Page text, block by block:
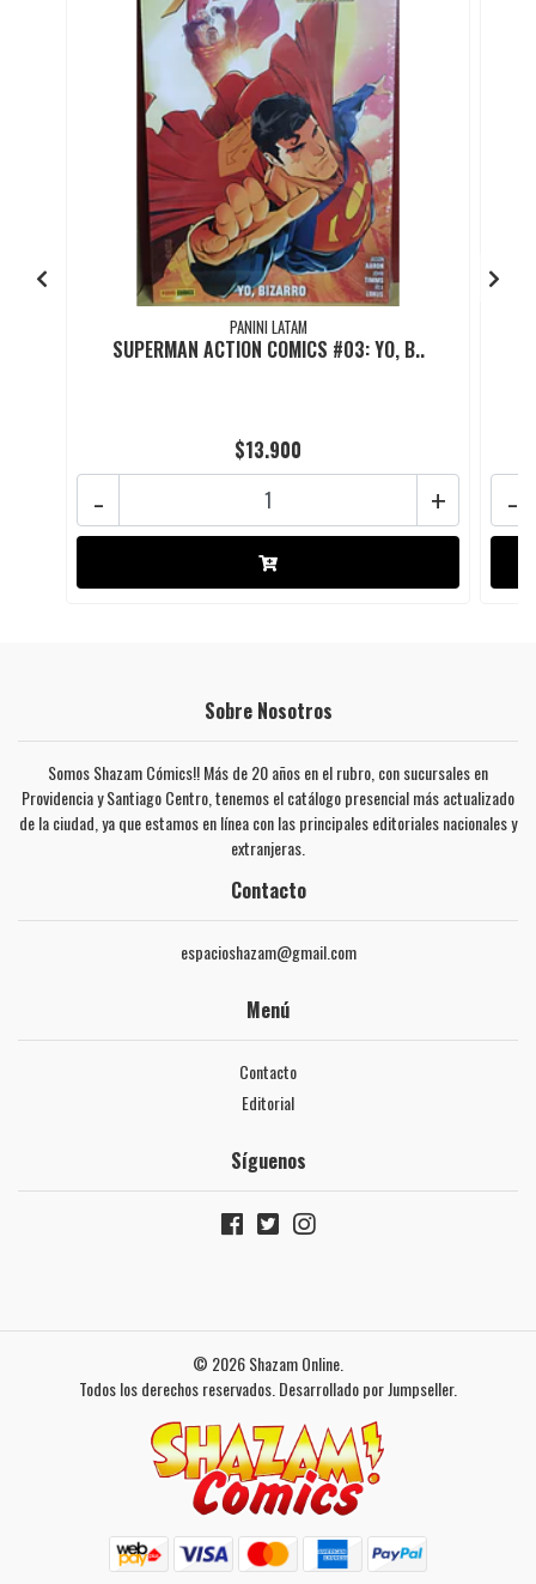
PANINI LATAM
SUPERMAN ACTION COMICS #03: YO, B..
$13.900
+
- -
Sobre Nosotros
Somos Shazam Cómics!! Más de 20 años en el rubro, con sucursales en
Providencia y Santiago Centro, tenemos el catálogo presencial más actualizado
de la ciudad, ya que estamos en línea con las principales editoriales nacionales y
extranjeras.
Contacto
espacioshazam@gmail.com
Menú
Contacto
Editorial
Síguenos
© 2026 Shazam Online.
Todos los derechos reservados. Desarrollado por Jumpseller.